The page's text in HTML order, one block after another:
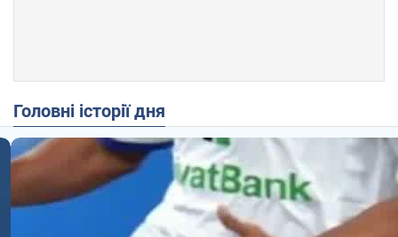
Головні історії дня